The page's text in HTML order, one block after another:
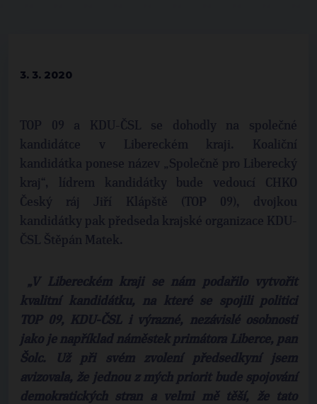
3. 3. 2020
TOP 09 a KDU-ČSL se dohodly na společné
kandidátce v Libereckém kraji. Koaliční
kandidátka ponese název „Společně pro Liberecký
kraj“, lídrem kandidátky bude vedoucí CHKO
Český ráj Jiří Klápště (TOP 09), dvojkou
kandidátky pak předseda krajské organizace KDU-
ČSL Štěpán Matek.
„V Libereckém kraji se nám podařilo vytvořit
kvalitní kandidátku, na které se spojili politici
TOP 09, KDU-ČSL i výrazné, nezávislé osobnosti
jako je například náměstek primátora Liberce, pan
Šolc. Už při svém zvolení předsedkyní jsem
avizovala, že jednou z mých priorit bude spojování
demokratických stran a velmi mě těší, že tato